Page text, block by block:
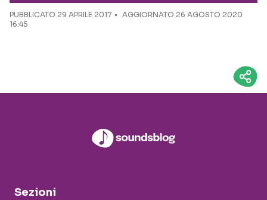
PUBBLICATO 29 APRILE 2017
AGGIORNATO 26 AGOSTO 2020
16:45
Sezioni